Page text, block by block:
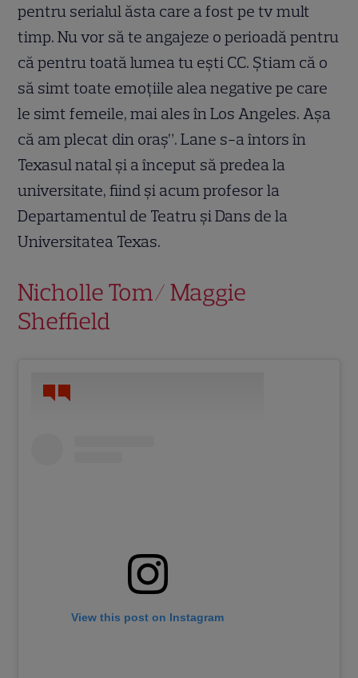
pentru serialul ăsta care a fost pe tv mult
timp. Nu vor să te angajeze o perioadă pentru
că pentru toată lumea tu ești CC. Știam că o
să simt toate emoțiile alea negative pe care
le simt femeile, mai ales în Los Angeles. Așa
că am plecat din oraș”. Lane s-a întors în
Texasul natal și a început să predea la
universitate, fiind și acum profesor la
Departamentul de Teatru și Dans de la
Universitatea Texas.
Nicholle Tom/ Maggie
Sheffield
View this post on Instagram